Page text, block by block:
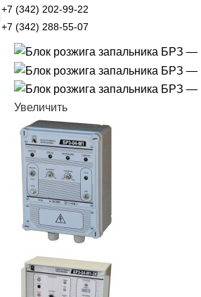
+7 (342) 202-99-22
+7 (342) 288-55-07
Увеличить